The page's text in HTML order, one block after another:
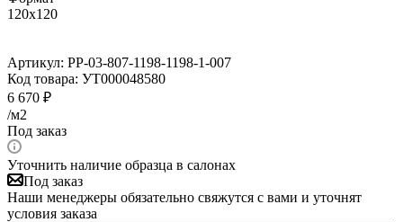
120x120
Артикул: PP-03-807-1198-1198-1-007
Код товара: УТ000048580
6 670 ₽
/м2
Под заказ
Уточнить наличие образца в салонах
Под заказ
Наши менеджеры обязательно свяжутся с вами и уточнят
условия заказа